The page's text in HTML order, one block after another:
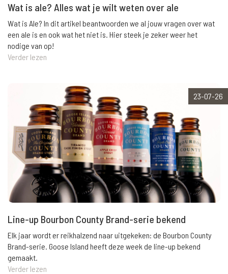
Wat is ale? Alles wat je wilt weten over ale
Wat is Ale? In dit artikel beantwoorden we al jouw vragen over wat
een ale is en ook wat het niet is. Hier steek je zeker weer het
nodige van op!
Verder lezen
23-07-26
Line-up Bourbon County Brand-serie bekend
Elk jaar wordt er reikhalzend naar uitgekeken: de Bourbon County
Brand-serie. Goose Island heeft deze week de line-up bekend
gemaakt.
Verder lezen